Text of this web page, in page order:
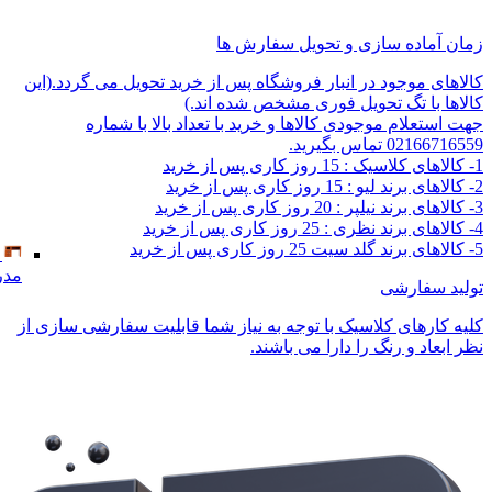
زمان آماده سازی و تحویل سفارش ها
کالاهای موجود در انبار فروشگاه پس از خرید تحویل می گردد.(این
کالاها با تگ تحویل فوری مشخص شده اند.)
جهت استعلام موجودی کالاها و خرید با تعداد بالا با شماره
02166716559 تماس بگیرید.
1- کالاهای کلاسیک : 15 روز کاری پس از خرید
2- کالاهای برند لیو : 15 روز کاری پس از خرید
3- کالاهای برند نیلپر : 20 روز کاری پس از خرید
4- کالاهای برند نظری : 25 روز کاری پس از خرید
5- کالاهای برند گلد سیت 25 روز کاری پس از خرید
تولید سفارشی
کلیه کارهای کلاسیک با توجه به نیاز شما قابلیت سفارشی سازی از
نظر ابعاد و رنگ را دارا می باشند.